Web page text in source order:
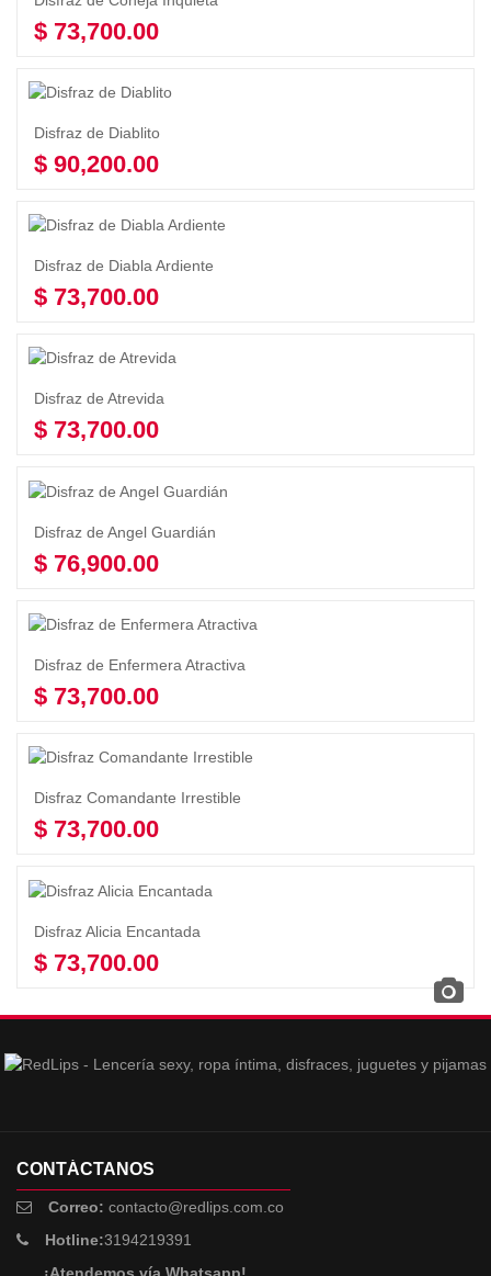
$ 73,700.00
Disfraz de Diablito
$ 90,200.00
Disfraz de Diabla Ardiente
$ 73,700.00
Disfraz de Atrevida
$ 73,700.00
Disfraz de Angel Guardián
$ 76,900.00
Disfraz de Enfermera Atractiva
$ 73,700.00
Disfraz Comandante Irrestible
$ 73,700.00
Disfraz Alicia Encantada
$ 73,700.00
CONTÁCTANOS
Correo: contacto@redlips.com.co
Hotline:3194219391